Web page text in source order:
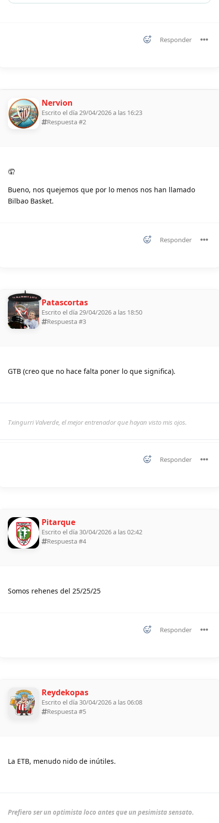
Responder
Nervion
Escrito el día 29/04/2026 a las 16:23
Respuesta #2
🤦
Bueno, nos quejemos que por lo menos nos han llamado
Bilbao Basket.
Responder
11 ALDEANOS 2026 Patascortas
Escrito el día 29/04/2026 a las 18:50
Respuesta #3
GTB (creo que no hace falta poner lo que significa).
Txingurri Valverde, el mejor entrenador que hayan visto mis ojos.
Responder
Pitarque
Escrito el día 30/04/2026 a las 02:42
Respuesta #4
Somos rehenes del 25/25/25
Responder
Reydekopas
Escrito el día 30/04/2026 a las 06:08
Respuesta #5
La ETB, menudo nido de inútiles.
Prefiero ser un optimista loco antes que un pesimista sensato.